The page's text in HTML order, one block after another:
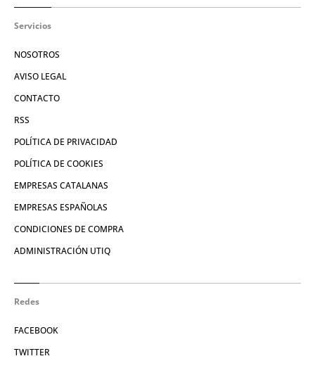
Servicios
NOSOTROS
AVISO LEGAL
CONTACTO
RSS
POLÍTICA DE PRIVACIDAD
POLÍTICA DE COOKIES
EMPRESAS CATALANAS
EMPRESAS ESPAÑOLAS
CONDICIONES DE COMPRA
ADMINISTRACIÓN UTIQ
Redes
FACEBOOK
TWITTER